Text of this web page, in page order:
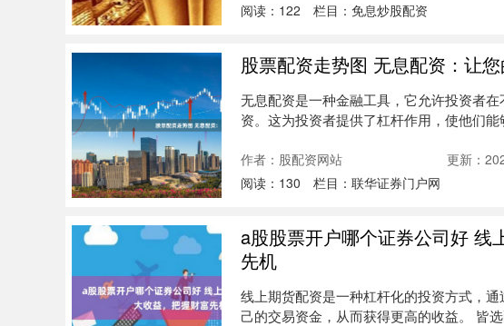
阅读： 122 栏目： 免息炒股配资
股票配资走势图 无息配资：让
无息配资是一种金融工具，它允许投资者
资。这为投资者提供了杠杆作用，使他们
作者：股配资网站 更新：
阅读： 130 栏目： 联华证券门户网
a股股票开户哪个证券公司好 线
先机
线上期货配资是一种杠杆化的投资方式，
己的交易资金，从而获得更高的收益。 皆